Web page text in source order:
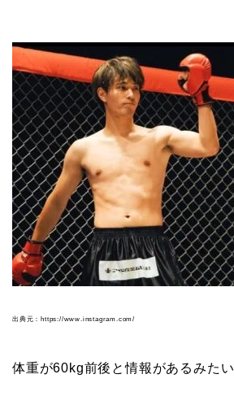
出典元：https://www.instagram.com/
体重が60kg前後と情報があるみたい